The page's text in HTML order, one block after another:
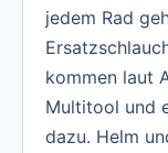
jedem Rad
kommen laut
Multitool und
dazu. Helm